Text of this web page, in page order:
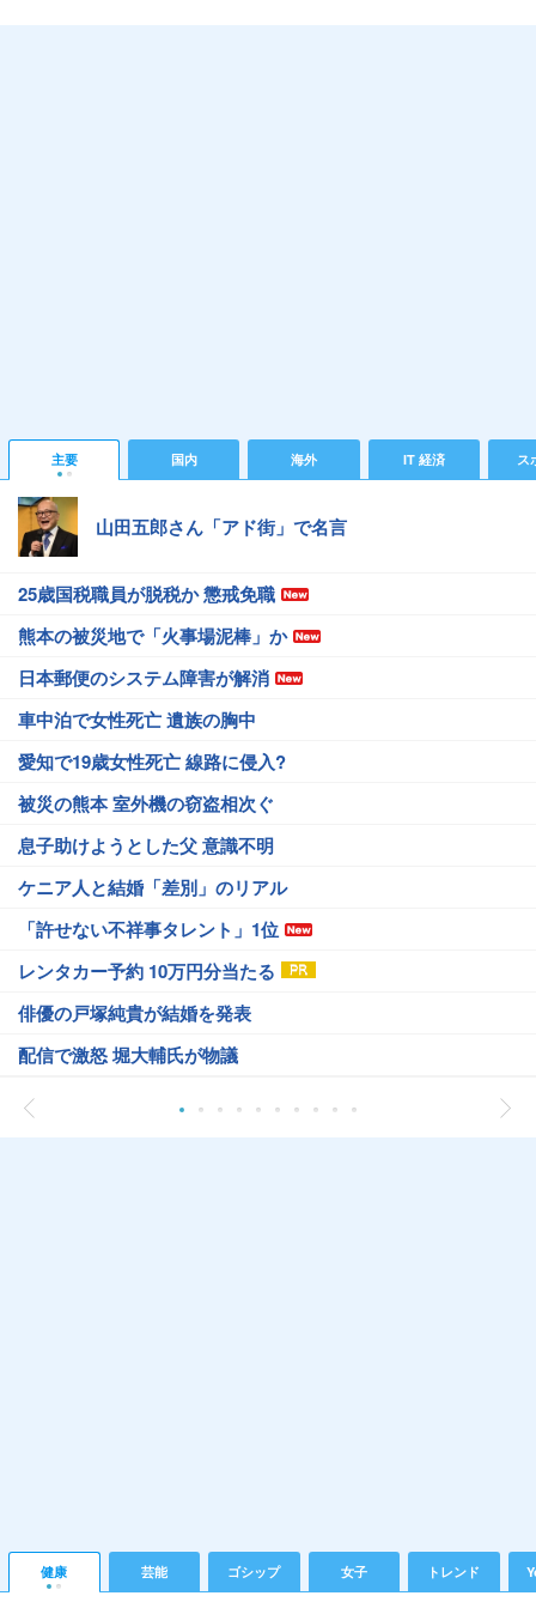
主要 国内 海外 IT 経済 ス
山田五郎さん「アド街」で名言
25歳国税職員が脱税か 懲戒免職
熊本の被災地で「火事場泥棒」か
日本郵便のシステム障害が解消
車中泊で女性死亡 遺族の胸中
愛知で19歳女性死亡 線路に侵入?
被災の熊本 室外機の窃盗相次ぐ
息子助けようとした父 意識不明
ケニア人と結婚「差別」のリアル
「許せない不祥事タレント」1位
レンタカー予約 10万円分当たる
俳優の戸塚純貴が結婚を発表
配信で激怒 堀大輔氏が物議
健康 芸能 ゴシップ 女子 トレンド